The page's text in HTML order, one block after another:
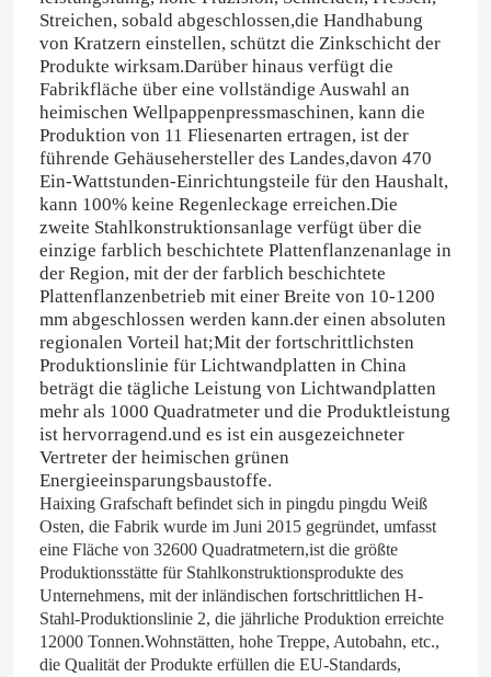
Streichen, sobald abgeschlossen,die Handhabung
von Kratzern einstellen, schützt die Zinkschicht der
Produkte wirksam.Darüber hinaus verfügt die
Fabrikfläche über eine vollständige Auswahl an
heimischen Wellpappenpressmaschinen, kann die
Produktion von 11 Fliesenarten ertragen, ist der
führende Gehäusehersteller des Landes,davon 470
Ein-Wattstunden-Einrichtungsteile für den Haushalt,
kann 100% keine Regenleckage erreichen.Die
zweite Stahlkonstruktionsanlage verfügt über die
einzige farblich beschichtete Plattenflanzenanlage in
der Region, mit der der farblich beschichtete
Plattenflanzenbetrieb mit einer Breite von 10-1200
mm abgeschlossen werden kann.der einen absoluten
regionalen Vorteil hat;Mit der fortschrittlichsten
Produktionslinie für Lichtwandplatten in China
beträgt die tägliche Leistung von Lichtwandplatten
mehr als 1000 Quadratmeter und die Produktleistung
ist hervorragend.und es ist ein ausgezeichneter
Vertreter der heimischen grünen
Energieeinsparungsbaustoffe.
Haixing Grafschaft befindet sich in pingdu pingdu Weiß
Osten, die Fabrik wurde im Juni 2015 gegründet, umfasst
eine Fläche von 32600 Quadratmetern,ist die größte
Produktionsstätte für Stahlkonstruktionsprodukte des
Unternehmens, mit der inländischen fortschrittlichen H-
Stahl-Produktionslinie 2, die jährliche Produktion erreichte
12000 Tonnen.Wohnstätten, hohe Treppe, Autobahn, etc.,
die Qualität der Produkte erfüllen die EU-Standards,